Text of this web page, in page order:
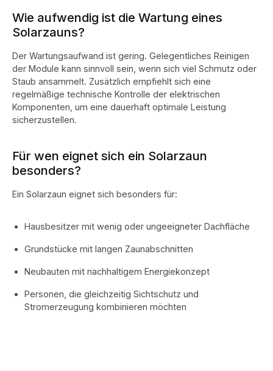
Wie aufwendig ist die Wartung eines
Solarzauns?
Der Wartungsaufwand ist gering. Gelegentliches Reinigen
der Module kann sinnvoll sein, wenn sich viel Schmutz oder
Staub ansammelt. Zusätzlich empfiehlt sich eine
regelmäßige technische Kontrolle der elektrischen
Komponenten, um eine dauerhaft optimale Leistung
sicherzustellen.
Für wen eignet sich ein Solarzaun
besonders?
Ein Solarzaun eignet sich besonders für:
Hausbesitzer mit wenig oder ungeeigneter Dachfläche
Grundstücke mit langen Zaunabschnitten
Neubauten mit nachhaltigem Energiekonzept
Personen, die gleichzeitig Sichtschutz und
Stromerzeugung kombinieren möchten